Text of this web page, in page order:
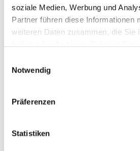
soziale Medien, Werbung und
Partner führen diese Informationen
weiteren Daten zusammen, die Sie
Notwendig
Präferenzen
Statistiken